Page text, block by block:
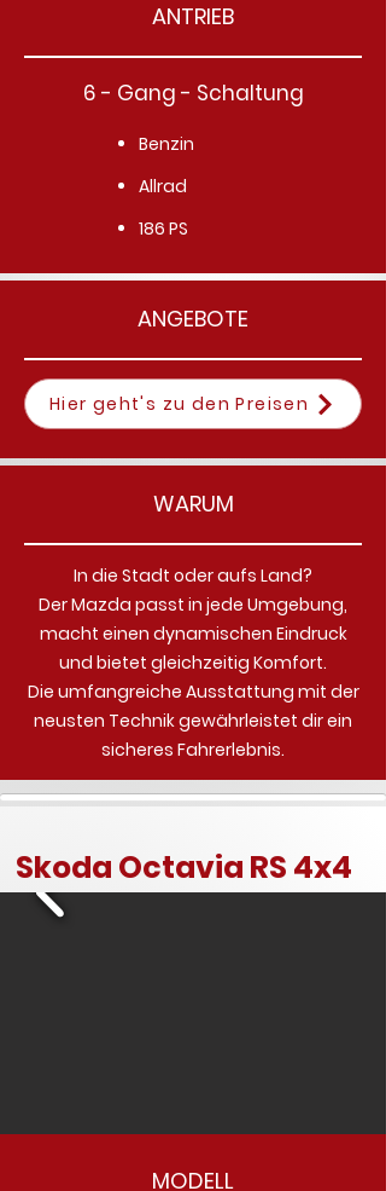
ANTRIEB
6 - Gang - Schaltung
Benzin
Allrad
186 PS
ANGEBOTE
Hier geht's zu den Preisen
WARUM
In die Stadt oder aufs Land?
Der Mazda passt in jede Umgebung,
macht einen dynamischen Eindruck
und bietet gleichzeitig Komfort.
Die umfangreiche Ausstattung mit der
neusten Technik gewährleistet dir ein
sicheres Fahrerlebnis.
Skoda Octavia RS 4x4
MODELL